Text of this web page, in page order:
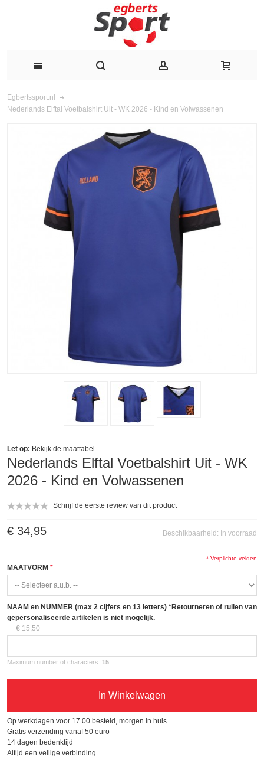
Egbertssport.nl
Nederlands Elftal Voetbalshirt Uit - WK 2026 - Kind en Volwassenen
Nederlands Elftal Voetbalshirt Uit - WK
2026 - Kind en Volwassenen
Schrijf de eerste review van dit product
Beschikbaarheid: In voorraad
€ 34,95
Let op: Bekijk de maattabel
MAATVORM
NAAM en NUMMER (max 2 cijfers en 13 letters) *Retourneren of ruilen van
gepersonaliseerde artikelen is niet mogelijk.
+ € 15,50
Maximum number of characters: 15
* Verplichte velden
In Winkelwagen
Op werkdagen voor 17.00 besteld, morgen in huis
Gratis verzending vanaf 50 euro
14 dagen bedenktijd
Altijd een veilige verbinding